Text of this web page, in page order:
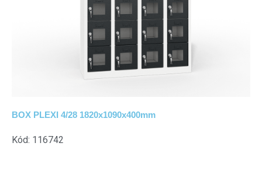
BOX PLEXI 4/28 1820x1090x400mm
Kód: 116742